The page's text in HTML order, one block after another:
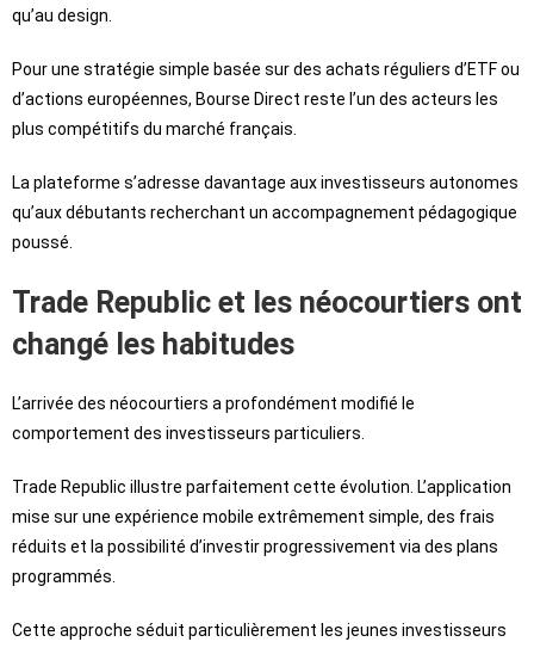
qu’au design.
Pour une stratégie simple basée sur des achats réguliers d’ETF ou
d’actions européennes, Bourse Direct reste l’un des acteurs les
plus compétitifs du marché français.
La plateforme s’adresse davantage aux investisseurs autonomes
qu’aux débutants recherchant un accompagnement pédagogique
poussé.
Trade Republic et les néocourtiers ont
changé les habitudes
L’arrivée des néocourtiers a profondément modifié le
comportement des investisseurs particuliers.
Trade Republic illustre parfaitement cette évolution. L’application
mise sur une expérience mobile extrêmement simple, des frais
réduits et la possibilité d’investir progressivement via des plans
programmés.
Cette approche séduit particulièrement les jeunes investisseurs